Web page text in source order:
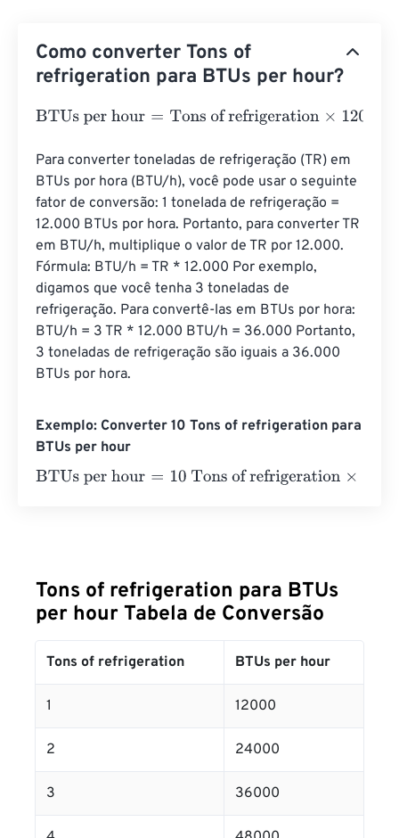
Como converter Tons of
refrigeration para BTUs per hour?
BTUs per hour=Tons of refrigeration×12000
Para converter toneladas de refrigeração (TR) em
BTUs por hora (BTU/h), você pode usar o seguinte
fator de conversão: 1 tonelada de refrigeração =
12.000 BTUs por hora. Portanto, para converter TR
em BTU/h, multiplique o valor de TR por 12.000.
Fórmula: BTU/h = TR * 12.000 Por exemplo,
digamos que você tenha 3 toneladas de
refrigeração. Para convertê-las em BTUs por hora:
BTU/h = 3 TR * 12.000 BTU/h = 36.000 Portanto,
3 toneladas de refrigeração são iguais a 36.000
BTUs por hora.
Exemplo: Converter 10 Tons of refrigeration para
BTUs per hour
BTUs per hour=10 Tons of refrigeration×12000= 120000
Tons of refrigeration para BTUs
per hour Tabela de Conversão
Tons of refrigeration BTUs per hour
1 12000
2 24000
3 36000